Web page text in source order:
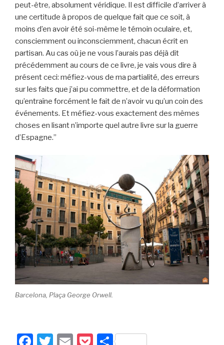
peut-être, absolument véridique. Il est difficile d’arriver à
une certitude à propos de quelque fait que ce soit, à
moins d’en avoir été soi-même le témoin oculaire, et,
consciemment ou inconsciemment, chacun écrit en
partisan. Au cas où je ne vous l’aurais pas déjà dit
précédemment au cours de ce livre, je vais vous dire à
présent ceci: méfiez-vous de ma partialité, des erreurs
sur les faits que j’ai pu commettre, et de la déformation
qu’entraîne forcément le fait de n’avoir vu qu’un coin des
événements. Et méfiez-vous exactement des mêmes
choses en lisant n’importe quel autre livre sur la guerre
d’Espagne.”
Barcelona, Plaça George Orwell.